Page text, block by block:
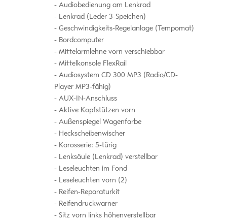
Audiobedienung am Lenkrad
Lenkrad (Leder 3-Speichen)
Geschwindigkeits-Regelanlage (Tempomat)
Bordcomputer
Mittelarmlehne vorn verschiebbar
Mittelkonsole FlexRail
Audiosystem CD 300 MP3 (Radio/CD-
Player MP3-fähig)
AUX-IN-Anschluss
Aktive Kopfstützen vorn
Außenspiegel Wagenfarbe
Heckscheibenwischer
Karosserie: 5-türig
Lenksäule (Lenkrad) verstellbar
Leseleuchten im Fond
Leseleuchten vorn (2)
Reifen-Reparaturkit
Reifendruckwarner
Sitz vorn links höhenverstellbar